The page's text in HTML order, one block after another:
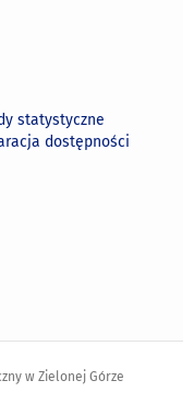
statystyczne
dostępności
w Zielonej Górze